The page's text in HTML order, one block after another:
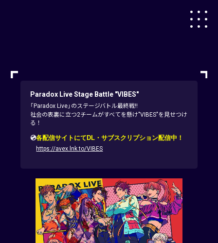
Paradox Live Stage Battle "VIBES"
「Paradox Live」のステージバトル最終戦!!
社会の表裏に立つ2チームがすべてを懸け"VIBES"を見せつけ
る！
💿各配信サイトにてDL・サブスクリプション配信中！
https://avex.lnk.to/VIBES